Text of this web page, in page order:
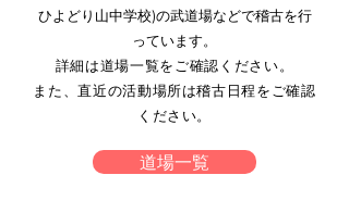
ひよどり山中学校)の武道場などで稽古を行
っています。
詳細は道場一覧をご確認ください。
また、直近の活動場所は稽古日程をご確認
ください。
道場一覧